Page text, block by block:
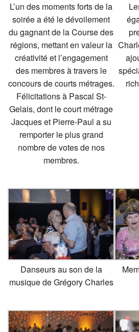
L’un des moments forts de la
soirée a été le dévoilement
du gagnant de la Course des
régions, mettant en valeur la
créativité et l’engagement
des membres à travers le
concours de courts métrages.
Félicitations à Pascal St-
Gelais, dont le court métrage
Jacques et Pierre-Paul a su
remporter le plus grand
nombre de votes de nos
membres.
Danseurs au son de la
musique de Grégory Charles